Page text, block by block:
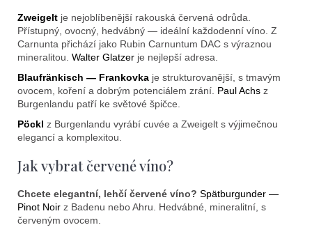
Zweigelt je nejoblíbenější rakouská červená odrůda.
Přístupný, ovocný, hedvábný — ideální každodenní víno. Z
Carnunta přichází jako Rubin Carnuntum DAC s výraznou
mineralitou. Walter Glatzer je nejlepší adresa.
Blaufränkisch — Frankovka je strukturovanější, s tmavým
ovocem, koření a dobrým potenciálem zrání. Paul Achs z
Burgenlandu patří ke světové špičce.
Pöckl z Burgenlandu vyrábí cuvée a Zweigelt s výjimečnou
elegancí a komplexitou.
Jak vybrat červené víno?
Chcete elegantní, lehčí červené víno? Spätburgunder —
Pinot Noir z Badenu nebo Ahru. Hedvábné, mineralitní, s
červeným ovocem.